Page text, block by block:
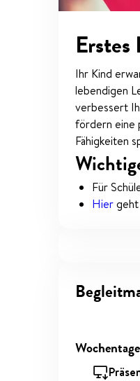
Ihr Kind
lebendigen
verbessert
fördern eine
Fähigkeiten
Für
Hiergeht
Wochentage